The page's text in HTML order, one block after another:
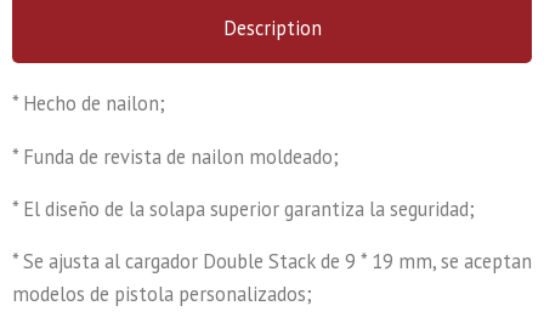
Description
* Hecho de nailon;
* Funda de revista de nailon moldeado;
* El diseño de la solapa superior garantiza la seguridad;
* Se ajusta al cargador Double Stack de 9 * 19 mm, se aceptan
modelos de pistola personalizados;